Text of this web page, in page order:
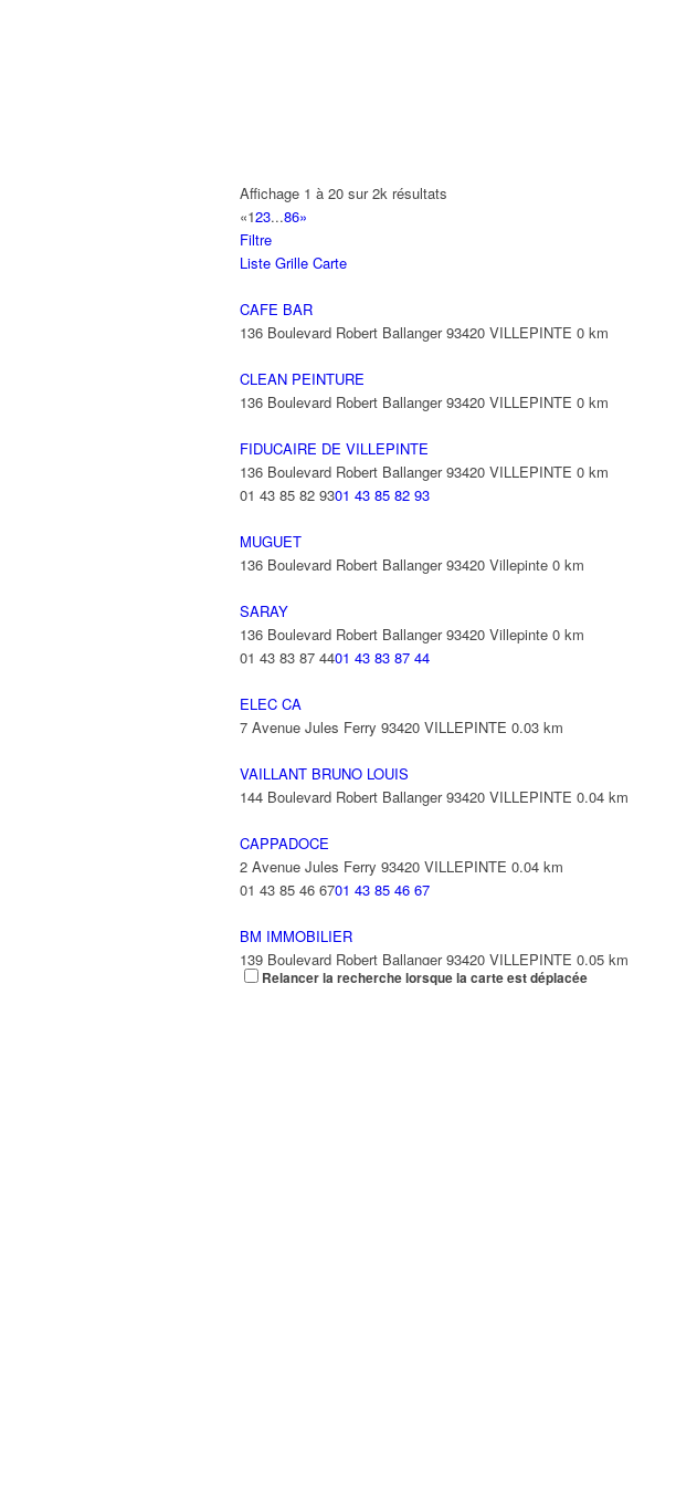
BENASTOL
26 Allée Charles Baudelaire 93420 VILLEPINTE
D M AUTOS
Affichage 1 à 20 sur 2k résultats
«123...86»
Filtre
Liste Grille Carte
CAFE BAR
136 Boulevard Robert Ballanger 93420 VILLEPINTE 0 km
CLEAN PEINTURE
136 Boulevard Robert Ballanger 93420 VILLEPINTE 0 km
FIDUCAIRE DE VILLEPINTE
136 Boulevard Robert Ballanger 93420 VILLEPINTE 0 km
01 43 85 82 9301 43 85 82 93
MUGUET
136 Boulevard Robert Ballanger 93420 Villepinte 0 km
SARAY
136 Boulevard Robert Ballanger 93420 Villepinte 0 km
01 43 83 87 4401 43 83 87 44
ELEC CA
7 Avenue Jules Ferry 93420 VILLEPINTE 0.03 km
VAILLANT BRUNO LOUIS
144 Boulevard Robert Ballanger 93420 VILLEPINTE 0.04 km
CAPPADOCE
2 Avenue Jules Ferry 93420 VILLEPINTE 0.04 km
01 43 85 46 6701 43 85 46 67
BM IMMOBILIER
139 Boulevard Robert Ballanger 93420 VILLEPINTE 0.05 km
Relancer la recherche lorsque la carte est déplacée